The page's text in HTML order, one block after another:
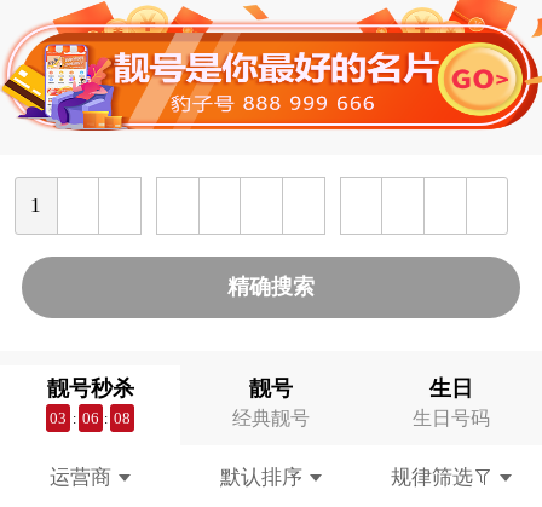
精确搜索
靓号秒杀
03 : 06 : 08
靓号
经典靓号
生日
生日号码
运营商 默认排序 规律筛选